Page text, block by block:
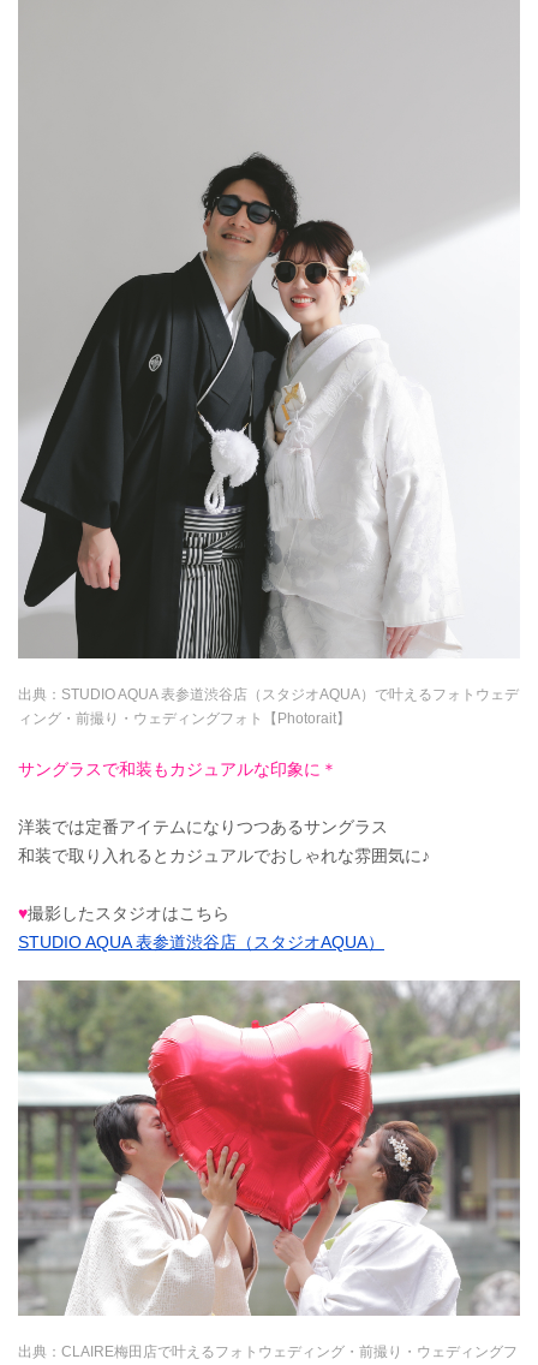
出典： STUDIO AQUA 表参道渋谷店（スタジオAQUA）で叶えるフォトウェデ
ィング・前撮り・ウェディングフォト【Photorait】
サングラスで和装もカジュアルな印象に＊
洋装では定番アイテムになりつつあるサングラス
和装で取り入れるとカジュアルでおしゃれな雰囲気に♪
♥撮影したスタジオはこちら
STUDIO AQUA 表参道渋谷店（スタジオAQUA）
出典： CLAIRE梅田店で叶えるフォトウェディング・前撮り・ウェディングフ